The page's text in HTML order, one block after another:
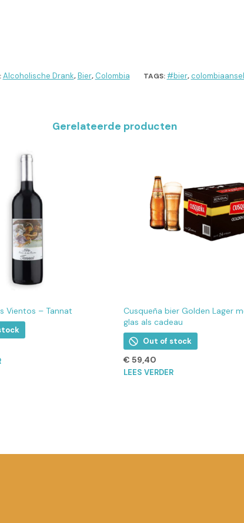
Alcoholische Drank,Bier, Colombia TAGS: #bier,
Gerelateerde producten
Vientos – Tannat
Cusqueña bier Golden Lager
glas als cadeau
Out of stock
€ 59,40
LEES VERDER